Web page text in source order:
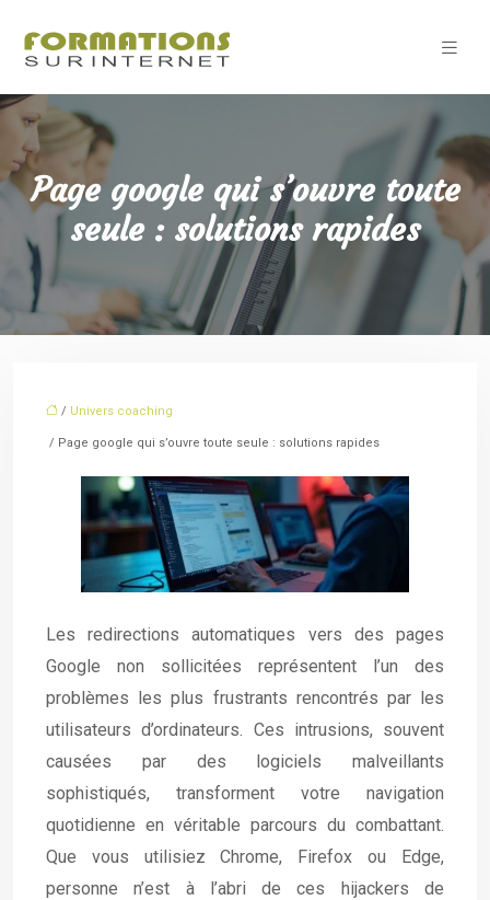
Page google qui s’ouvre toute
seule : solutions rapides
/ Univers coaching
/ Page google qui s’ouvre toute seule : solutions rapides
Les redirections automatiques vers des pages
Google non sollicitées représentent l’un des
problèmes les plus frustrants rencontrés par les
utilisateurs d’ordinateurs. Ces intrusions, souvent
causées par des logiciels malveillants
sophistiqués, transforment votre navigation
quotidienne en véritable parcours du combattant.
Que vous utilisiez Chrome, Firefox ou Edge,
personne n’est à l’abri de ces hijackers de